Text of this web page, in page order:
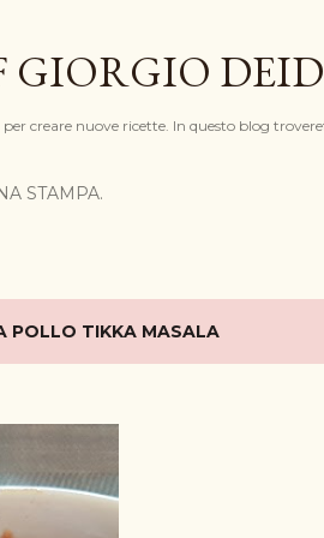
GIORGIO
creare nuove ricette. In questo blog
STAMPA.
POLLO TIKKA MASALA